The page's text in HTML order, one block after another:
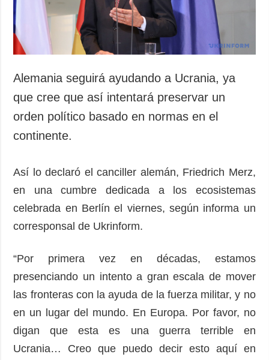
Alemania seguirá ayudando a Ucrania, ya
que cree que así intentará preservar un
orden político basado en normas en el
continente.
Así lo declaró el canciller alemán, Friedrich Merz,
en una cumbre dedicada a los ecosistemas
celebrada en Berlín el viernes, según informa un
corresponsal de Ukrinform.
“Por primera vez en décadas, estamos
presenciando un intento a gran escala de mover
las fronteras con la ayuda de la fuerza militar, y no
en un lugar del mundo. En Europa. Por favor, no
digan que esta es una guerra terrible en
Ucrania… Creo que puedo decir esto aquí en